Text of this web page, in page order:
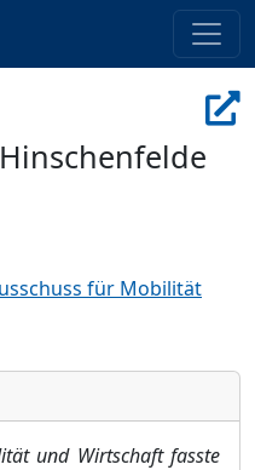
für Mobilität
und Wirtschaft fasste